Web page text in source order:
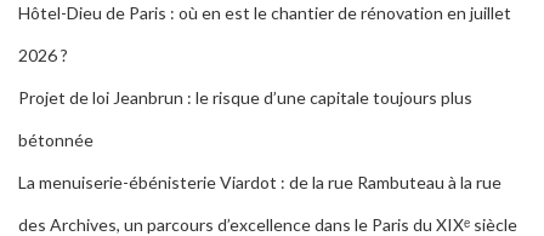
Hôtel-Dieu de Paris : où en est le chantier de rénovation en juillet
2026 ?
Projet de loi Jeanbrun : le risque d’une capitale toujours plus
bétonnée
La menuiserie-ébénisterie Viardot : de la rue Rambuteau à la rue
des Archives, un parcours d’excellence dans le Paris du XIXᵉ siècle